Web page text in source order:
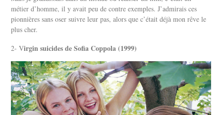
métier d’homme, il y avait peu de contre exemples. J’admirais ces
pionnières sans oser suivre leur pas, alors que c’était déjà mon rêve le
plus cher.
2- Virgin suicides de Sofia Coppola (1999)